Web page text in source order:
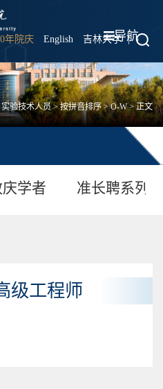
年院庆 English 吉林大学 |
导航
实验技术人员>按拼音排序>O-W> 正文
学者 准长聘系列
级工程师